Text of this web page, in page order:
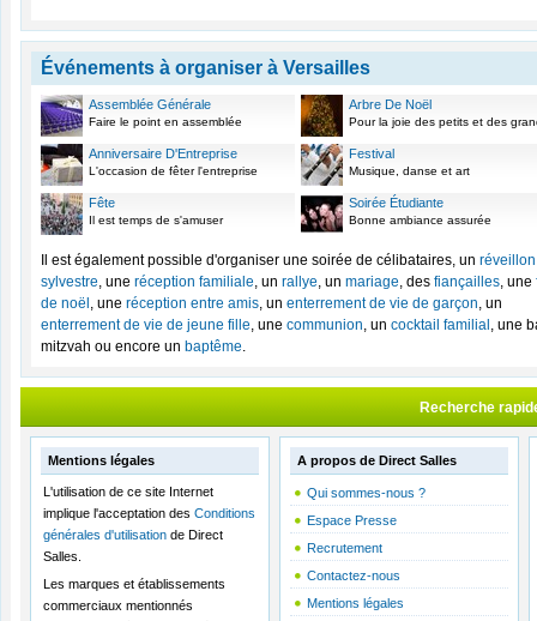
Événements à organiser à Versailles
Assemblée Générale
Faire le point en assemblée
Arbre De Noël
Pour la joie des petits et des
Anniversaire D'Entreprise
L'occasion de fêter l'entreprise
Festival
Musique, danse et art
Fête
Il est temps de s'amuser
Soirée Étudiante
Bonne ambiance assurée
Il est également possible d'organiser une soirée de célibataires, un
sylvestre, une réception familiale, un rallye, un mariage, des fiançailles, une
de noël , une réception entre amis, un enterrement de vie de garçon, un
enterrement de vie de jeune fille, une communion, un cocktail familial , une
mitzvah ou encore un baptême.
Recherche
Mentions légales
L'utilisation de ce site Internet
implique l'acceptation des Conditions
générales d'utilisation de Direct
Salles.
Les marques et établissements
commerciaux mentionnés
A propos de Direct Salles
Qui sommes-nous ?
Espace Presse
Recrutement
Contactez-nous
Mentions légales